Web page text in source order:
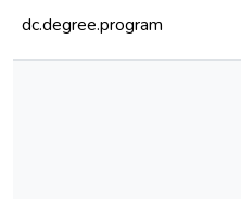
dc.degree.program